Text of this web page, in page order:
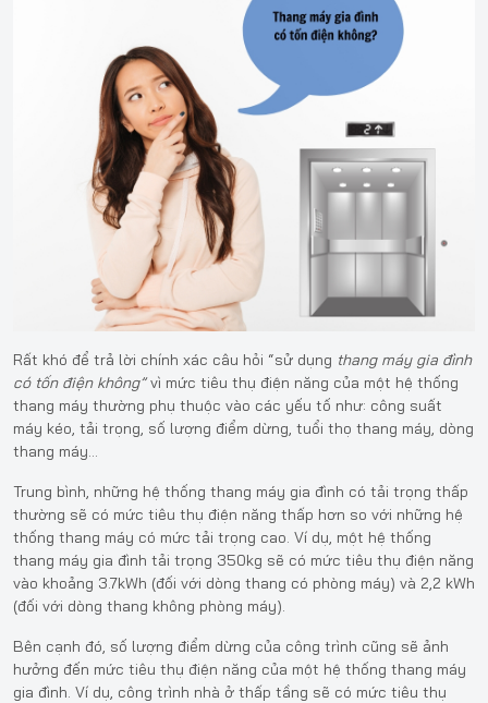
Rất khó để trả lời chính xác câu hỏi “sử dụng thang máy gia đình
có tốn điện không”vì mức tiêu thụ điện năng của một hệ thống
thang máy thường phụ thuộc vào các yếu tố như: công suất
máy kéo, tải trọng, số lượng điểm dừng, tuổi thọ thang máy, dòng
thang máy…
Trung bình, những hệ thống thang máy gia đình có tải trọng thấp
thường sẽ có mức tiêu thụ điện năng thấp hơn so với những hệ
thống thang máy có mức tải trọng cao. Ví dụ, một hệ thống
thang máy gia đình tải trọng 350kg sẽ có mức tiêu thụ điện năng
vào khoảng 3.7kWh (đối với dòng thang có phòng máy) và 2,2 kWh
(đối với dòng thang không phòng máy).
Bên cạnh đó, số lượng điểm dừng của công trình cũng sẽ ảnh
hưởng đến mức tiêu thụ điện năng của một hệ thống thang máy
gia đình. Ví dụ, công trình nhà ở thấp tầng sẽ có mức tiêu thụ